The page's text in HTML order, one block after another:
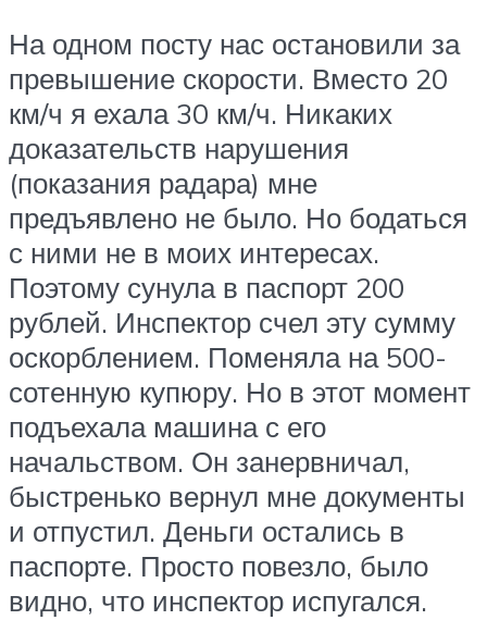
На одном посту нас остановили за
превышение скорости. Вместо 20
км/ч я ехала 30 км/ч. Никаких
доказательств нарушения
(показания радара) мне
предъявлено не было. Но бодаться
с ними не в моих интересах.
Поэтому сунула в паспорт 200
рублей. Инспектор счел эту сумму
оскорблением. Поменяла на 500-
сотенную купюру. Но в этот момент
подъехала машина с его
начальством. Он занервничал,
быстренько вернул мне документы
и отпустил. Деньги остались в
паспорте. Просто повезло, было
видно, что инспектор испугался.